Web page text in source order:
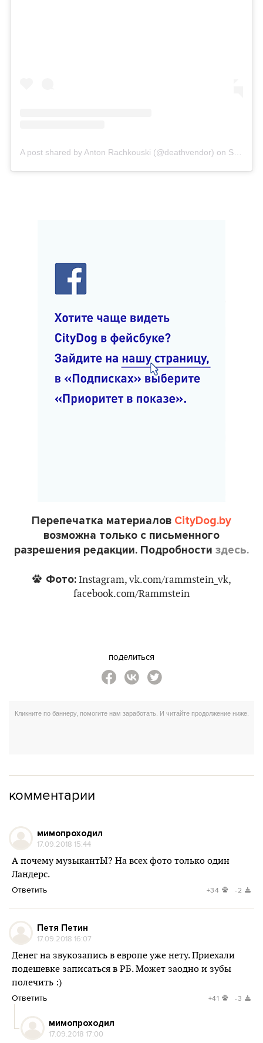
A post shared by Anton Rachkouski (@deathvendor) on Sep 14, 2018 at 1:39pm PDT
Перепечатка материалов CityDog.by
возможна только с письменного
разрешения редакции. Подробности здесь.
Фото:Instagram, vk.com/rammstein_vk,
facebook.com/Rammstein
поделиться
комментарии
мимопроходил
17.09.2018 15:44
А почему музыкантЫ? На всех фото только один
Ландерс.
Ответить +34 -2
Петя Петин
17.09.2018 16:07
Денег на звукозапись в европе уже нету. Приехали
подешевке записаться в РБ. Может заодно и зубы
полечить :)
Ответить +41 -3
мимопроходил
17.09.2018 17:00